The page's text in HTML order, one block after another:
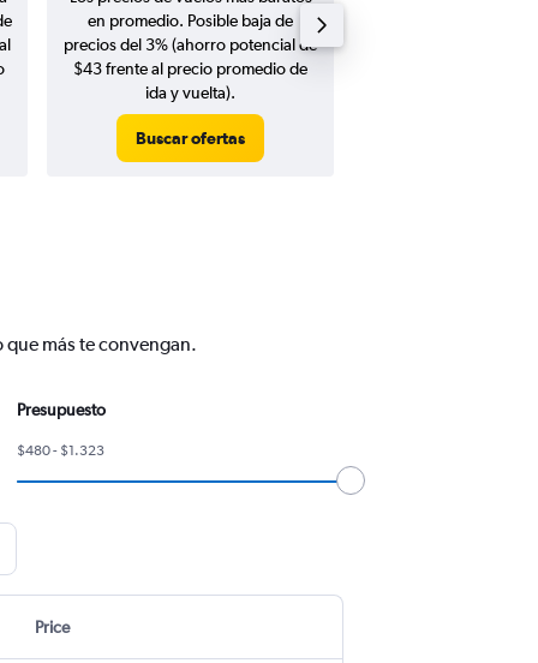
en promedio. Posible baja de
precios del 3% (ahorro potencial de
$43 frente al precio promedio de
ida y vuelta).
Buscar ofertas
más te convengan.
Presupuesto
$480 - $1.323
Price